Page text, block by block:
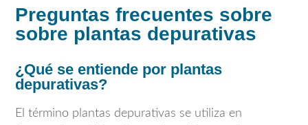
Preguntas frecuentes sobre
sobre plantas depurativas
¿Qué se entiende por plantas
depurativas?
El término plantas depurativas se utiliza en